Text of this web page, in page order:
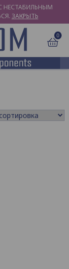
НЕСТАБИЛЬНЫМ
ЗАКРЫТЬ
0